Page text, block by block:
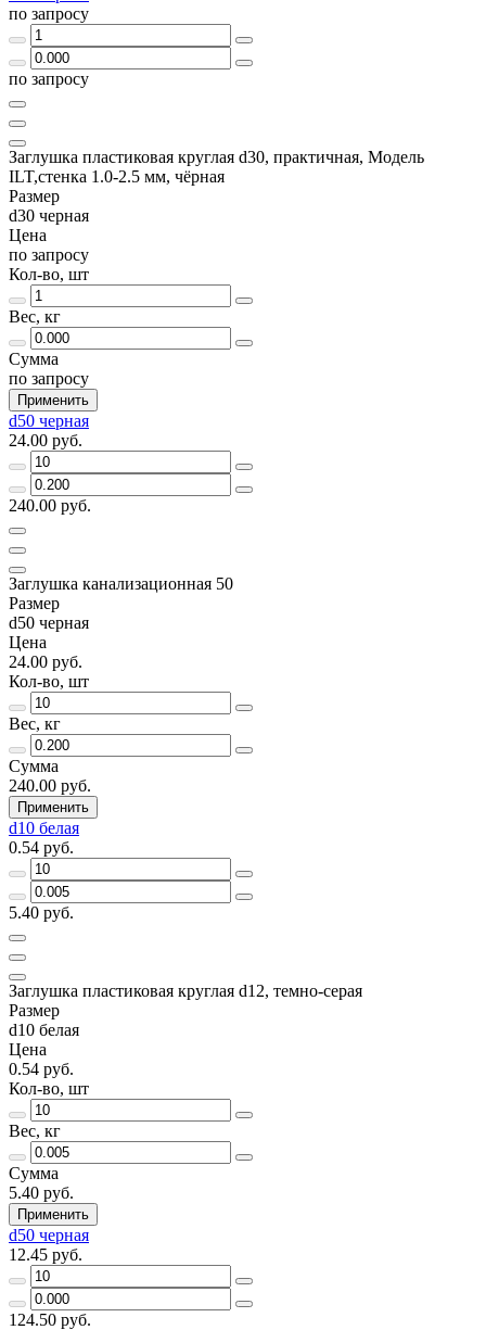
по запросу
по запросу
Заглушка пластиковая круглая d30, практичная, Модель
ILT,стенка 1.0-2.5 мм, чёрная
Размер
d30 черная
Цена
по запросу
Кол-во, шт
Вес, кг
Сумма
по запросу
Применить
d50 черная
24.00 руб.
240.00 руб.
Заглушка канализационная 50
Размер
d50 черная
Цена
24.00 руб.
Кол-во, шт
Вес, кг
Сумма
240.00 руб.
Применить
d10 белая
0.54 руб.
5.40 руб.
Заглушка пластиковая круглая d12, темно-серая
Размер
d10 белая
Цена
0.54 руб.
Кол-во, шт
Вес, кг
Сумма
5.40 руб.
Применить
d50 черная
12.45 руб.
124.50 руб.